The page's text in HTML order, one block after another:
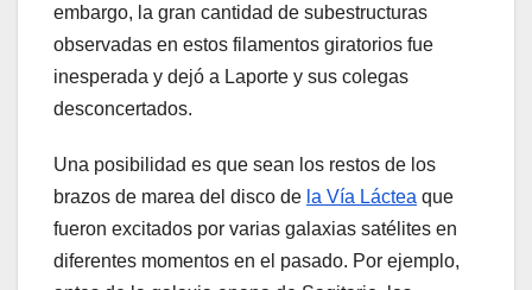
embargo, la gran cantidad de subestructuras
observadas en estos filamentos giratorios fue
inesperada y dejó a Laporte y sus colegas
desconcertados.
Una posibilidad es que sean los restos de los
brazos de marea del disco de la Vía Láctea que
fueron excitados por varias galaxias satélites en
diferentes momentos en el pasado. Por ejemplo,